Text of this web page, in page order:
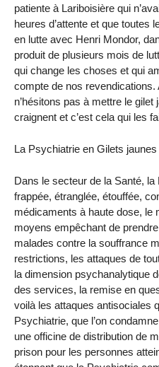
patiente à Lariboisière qui
heures d’attente et que toutes
en lutte avec Henri Mondor,
produit de plusieurs mois de
qui change les choses et qui
compte de nos
n’hésitons pas à mettre le
craignent et c’est cela qui les
La Psychiatrie en Gilets jaunes
Dans le secteur de la Santé,
frappée, étranglée, étouffée,
médicaments à haute dose, le
moyens empêchant de
malades contre la souffrance
restrictions, les attaques de
la dimension psychanalytique
des services, la remise en
voilà les attaques antisociales
Psychiatrie, que l’on
une officine de distribution de
prison pour les personnes